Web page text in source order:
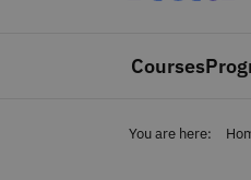
Courses
You are here: